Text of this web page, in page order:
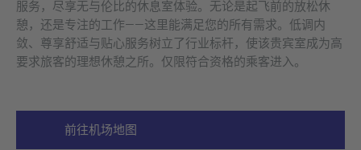
服务，尽享无与伦比的休息室体验。无论是起飞前的放松休
憩，还是专注的工作——这里能满足您的所有需求。低调内
敛、尊享舒适与贴心服务树立了行业标杆，使该贵宾室成为高
要求旅客的理想休憩之所。仅限符合资格的乘客进入。
前往机场地图